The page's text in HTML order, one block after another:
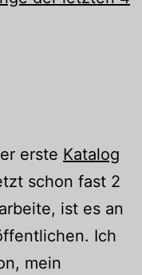
erste Katalog
schon fast 2
ist es an
Ich
mein